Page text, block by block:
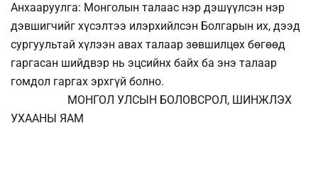
Анхааруулга: Монголын талаас нэр дэшүүлсэн нэр
дэвшигчийг хүсэлтээ илэрхийлсэн Болгарын их, дээд
сургуультай хүлээн авах талаар зөвшилцөх бөгөөд
гаргасан шийдвэр нь эцсийнх байх ба энэ талаар
гомдол гаргах эрхгүй болно.
МОНГОЛ УЛСЫН БОЛОВСРОЛ, ШИНЖЛЭХ
УХААНЫ ЯАМ